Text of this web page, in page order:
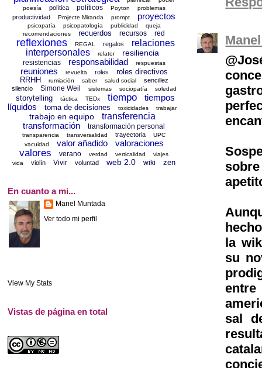
la
su
sal
poesía
política políticos Poyton problemas
productividad Projecte Miranda prompt proyectos
psicopatía psicopatología publicidad
queja
recomendaciones
recuerdos recursos red
reflexiones REGAL regalos
relaciones
interpersonales
relator resiliencia
resistencias responsabilidad respuestas
reuniones revuelta roles
roles directivos
RRHH
rumiación saber salud social
sencillez
silencio
Simone Weil sistemas sociopatía soledad
storytelling táctica TEDx tiempo
tiempos
líquidos
toma de decisiones toxicidades trabajar
trabajo en equipo
transferencia
transformación
transformación personal
transparencia transversalidad trayectoria
UPC
vacuidad
valor añadido valoraciones
valores verano verdad verticalidad
viajes
vida
violín Vivir voluntad web 2.0 wiki zen
En cuanto a mi...
Manel Muntada
Ver todo mi perfil
View My Stats
Vistas de página en total